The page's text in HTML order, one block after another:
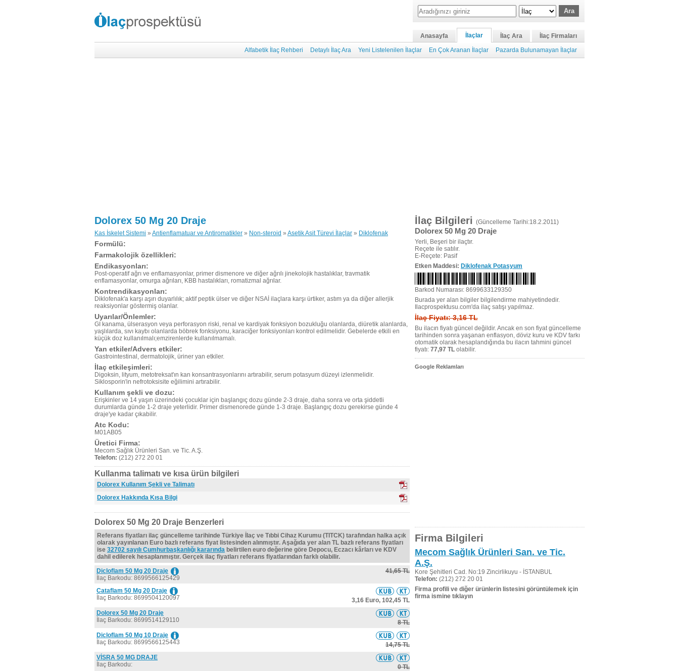
Anasayfa İlaçlar İlaç Ara
İlaç Firmaları
Alfabetik İlaç Rehberi
Detaylı İlaç Ara Yeni Listelenilen İlaçlar En Çok Aranan İlaçlar Pazarda Bulunamayan İlaçlar
Dolorex 50 Mg 20 Draje
Kas İskelet Sistemi » Antienflamatuar ve Antiromatikler » Non-steroid » Asetik Asit Türevi İlaçlar » Diklofenak
Formülü:
Farmakolojik özellikleri:
Endikasyonları:
Post-operatif ağrı ve enflamasyonlar, primer dismenore ve diğer ağrılı jinekolojik hastalıklar, travmatik
enflamasyonlar, omurga ağrıları, KBB hastalıkları, romatizmal ağrılar.
Kontrendikasyonları:
Diklofenak'a karşı aşırı duyarlılık; aktif peptik ülser ve diğer NSAİ ilaçlara karşı ürtiker, astım ya da diğer allerjik
reaksiyonlar göstermiş olanlar.
Uyarılar/Önlemler:
GI kanama, ülserasyon veya perforasyon riski, renal ve kardiyak fonksiyon bozukluğu olanlarda, diüretik alanlarda,
yaşlılarda, sıvı kaybı olanlarda böbrek fonksiyonu, karaciğer fonksiyonları kontrol edilmelidir. Gebelerde etkili en
küçük doz kullanılmalı;emzirenlerde kullanılmamalı.
Yan etkiler/Advers etkiler:
Gastrointestinal, dermatolojik, üriner yan etkiler.
İlaç etkileşimleri:
Digoksin, lityum, metotreksat'ın kan konsantrasyonlarını artırabilir, serum potasyum düzeyi izlenmelidir.
Siklosporin'in nefrotoksisite eğilimini artırabilir.
Kullanım şekli ve dozu:
Erişkinler ve 14 yaşın üzerindeki çocuklar için başlangıç dozu günde 2-3 draje, daha sonra ve orta şiddetli
durumlarda günde 1-2 draje yeterlidir. Primer dismenorede günde 1-3 draje. Başlangıç dozu gerekirse günde 4
draje'ye kadar çıkabilir.
Atc Kodu:
M01AB05
Üretici Firma:
Mecom Sağlık Ürünleri San. ve Tic. A.Ş.
Telefon: (212) 272 20 01
Kullanma talimatı ve kısa ürün bilgileri
Dolorex Kullanım Şekli ve Talimatı
Dolorex Hakkında Kısa Bilgi
Dolorex 50 Mg 20 Draje Benzerleri
Referans fiyatları ilaç güncelleme tarihinde Türkiye İlaç ve Tıbbi Cihaz Kurumu (TITCK) tarafından halka açık
olarak yayınlanan Euro bazlı referans fiyat listesinden alınmıştır. Aşağıda yer alan TL bazlı referans fiyatları
ise 32702 sayılı Cumhurbaşkanlığı kararında belirtilen euro değerine göre Depocu, Eczacı kârları ve KDV
dahil edilerek hesaplanmıştır. Gerçek ilaç fiyatları referans fiyatlarından farklı olabilir.
Dicloflam 50 Mg 20 Draje
İlaç Barkodu: 8699566125429
41,65 TL
Cataflam 50 Mg 20 Draje
İlaç Barkodu: 8699504120097
3,16 Euro, 102,45 TL
Dolorex 50 Mg 20 Draje
İlaç Barkodu: 8699514129110
8 TL
Dicloflam 50 Mg 10 Draje
İlaç Barkodu: 8699566125443
14,75 TL
VİSRA 50 MG DRAJE
İlaç Barkodu:
0 TL
İlaç Bilgileri (Güncelleme Tarihi:18.2.2011)
Dolorex 50 Mg 20 Draje
Yerli, Beşeri bir ilaçtır.
Reçete ile satılır.
E-Reçete: Pasif
Etken Maddesi: Diklofenak Potasyum
Barkod Numarası: 8699633129350
Burada yer alan bilgiler bilgilendirme mahiyetindedir.
Ilacprospektusu.com'da ilaç satışı yapılmaz.
İlaç Fiyatı: 3,16 TL
Bu ilacın fiyatı güncel değildir. Ancak en son fiyat güncelleme
tarihinden sonra yaşanan enflasyon, döviz kuru ve KDV farkı
otomatik olarak hesaplandığında bu ilacın tahmini güncel
fiyatı: 77,97 TL olabilir.
Google Reklamları
Firma Bilgileri
Mecom Sağlık Ürünleri San. ve Tic.
A.Ş.
Kore Şehitleri Cad. No:19 Zincirlikuyu - İSTANBUL
Telefon: (212) 272 20 01
Firma profili ve diğer ürünlerin listesini görüntülemek için
firma ismine tıklayın